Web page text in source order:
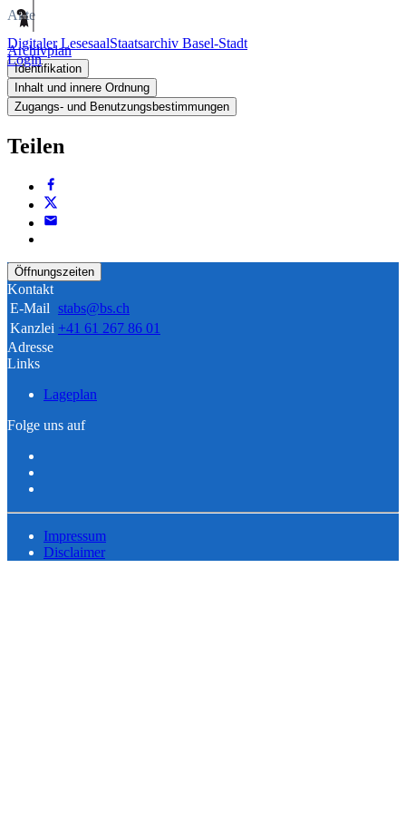
Digitaler LesesaalStaatsarchiv Basel-Stadt
Login
Akte
Archivplan
Identifikation
Inhalt und innere Ordnung
Zugangs- und Benutzungsbestimmungen
Teilen
Öffnungszeiten
Kontakt
E-Mail stabs@bs.ch
Kanzlei +41 61 267 86 01
Adresse
Links
Lageplan
Folge uns auf
Impressum
Disclaimer